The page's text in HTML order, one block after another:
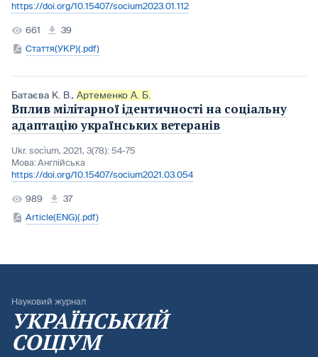
https://doi.org/10.15407/socium2023.01.112
661
39
Стаття(УКР)(.pdf)
Батаєва К. В. , Артеменко А. Б.
Вплив мілітарної ідентичності на соціальну
адаптацію українських ветеранів
Ukr. socìum, 2021, 3(78): 54-75
Мова:Англійська
https://doi.org/10.15407/socium2021.03.054
989
37
Article(ENG)(.pdf)
Науковий журнал
УКРАЇНСЬКИЙ
СОЦІУМ